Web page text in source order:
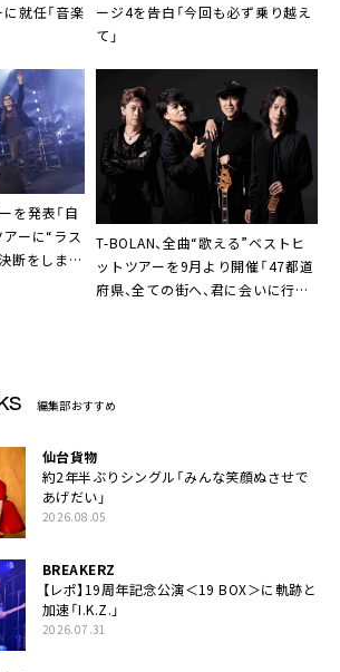
就任「音楽
ージ4を告白「今回も必ず乗り越え
て」
を発表「自
ーに“ラス
断をしまし
T-BOLAN、全曲“歌える”ベストヒ
ットツアーを9月より開催「47都道
府県、全ての街へ、君に会いに行
編集部おすすめ
仙台貨物
約2年半ぶりシングル「みんな笑顔ぬさせで
あげだい」
2026.08.05
BREAKERZ
【レポ】19周年記念公演＜19 BOX＞に軌跡と
加速「I.K.Z.」
2026.07.31